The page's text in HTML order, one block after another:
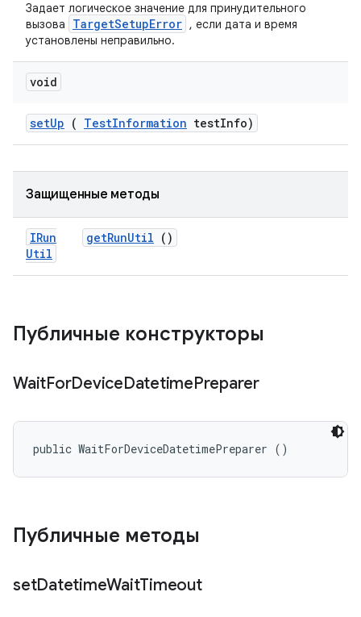
Задает логическое значение для принудительного
вызова
TargetSetupError , если дата и время
установлены неправильно.
void
setUp ( TestInformation testInfo)
Защищенные методы
IRun
Util
getRunUtil ()
Публичные конструкторы
WaitForDeviceDatetimePreparer
public WaitForDeviceDatetimePreparer ()
Публичные методы
setDatetimeWaitTimeout